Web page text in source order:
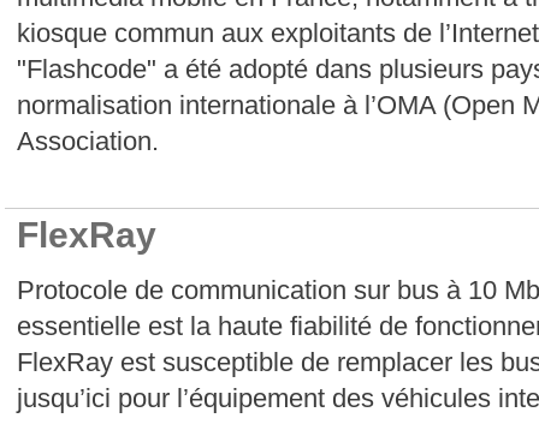
kiosque commun aux exploitants de
"Flashcode" a été adopté dans plusieurs
normalisation internationale à l’OMA (Open
Association.
FlexRay
Protocole de communication sur bus à 10
essentielle est la haute fiabilité de
FlexRay est susceptible de remplacer les
jusqu’ici pour l’équipement des véhicules